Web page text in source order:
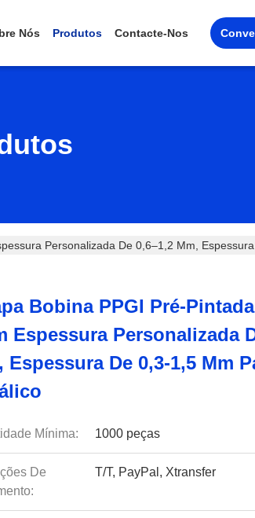
Nós Produtos Contacte-Nos
Personalizada De 0,6–1,2 Mm,
Bobina PPGI Pré-
Espessura Personalizada
Espessura De 0,3-1,5 Mm
Mínima: 1000 peças
De
T/T, PayPal, Xtransfer